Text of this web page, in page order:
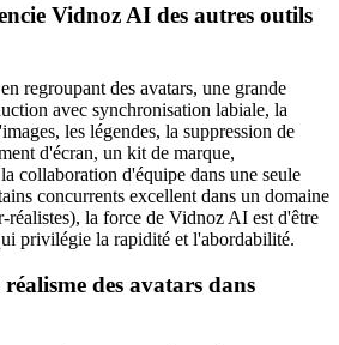
Vidnoz AI des autres outils
regroupant des avatars, une grande
avec synchronisation labiale, la
les légendes, la suppression de
d'écran, un kit de marque,
collaboration d'équipe dans une seule
concurrents excellent dans un domaine
réalistes), la force de Vidnoz AI est d'être
privilégie la rapidité et l'abordabilité.
réalisme des avatars dans